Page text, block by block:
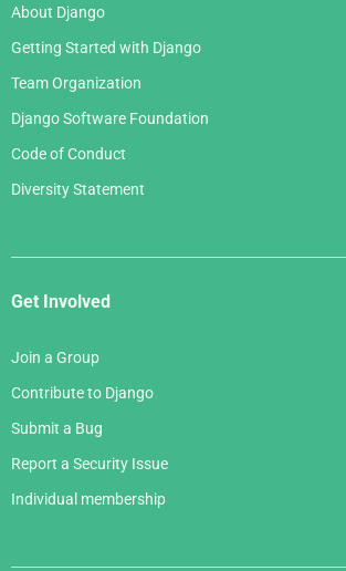
About Django
Getting Started with Django
Team Organization
Django Software Foundation
Code of Conduct
Diversity Statement
Get Involved
Join a Group
Contribute to Django
Submit a Bug
Report a Security Issue
Individual membership